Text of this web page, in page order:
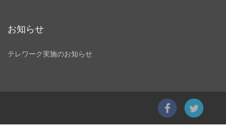
お知らせ
テレワーク実施のお知らせ